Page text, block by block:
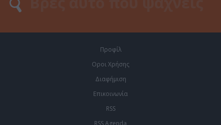
Προφίλ
Οροι Χρήσης
Διαφήμιση
Επικοινωνία
RSS
RSS Agenda